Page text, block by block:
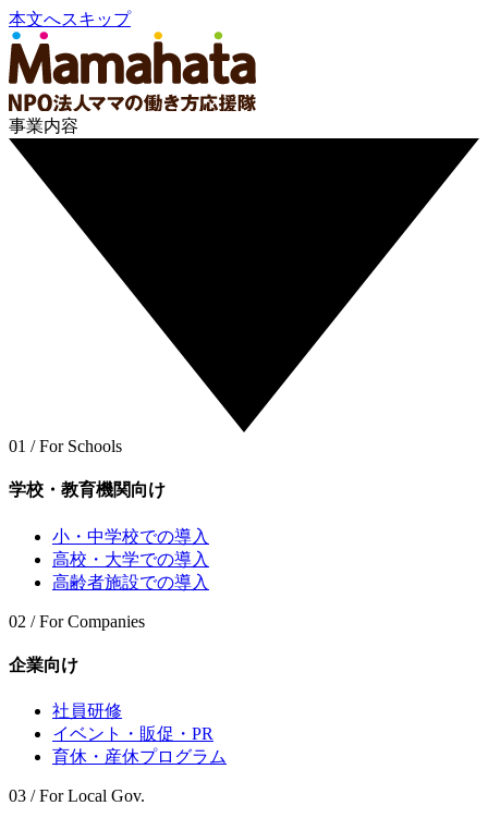
本文へスキップ
事業内容
01 / For Schools
学校・教育機関向け
小・中学校での導入
高校・大学での導入
高齢者施設での導入
02 / For Companies
企業向け
社員研修
イベント・販促・PR
育休・産休プログラム
03 / For Local Gov.